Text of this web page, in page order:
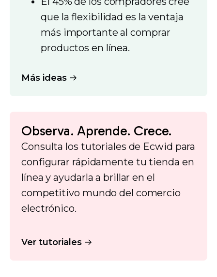
que la flexibilidad es la ventaja
más importante al comprar
productos en línea.
Más ideas
Observa. Aprende. Crece.
Consulta los tutoriales de Ecwid para
configurar rápidamente tu tienda en
línea y ayudarla a brillar en el
competitivo mundo del comercio
electrónico.
Ver tutoriales